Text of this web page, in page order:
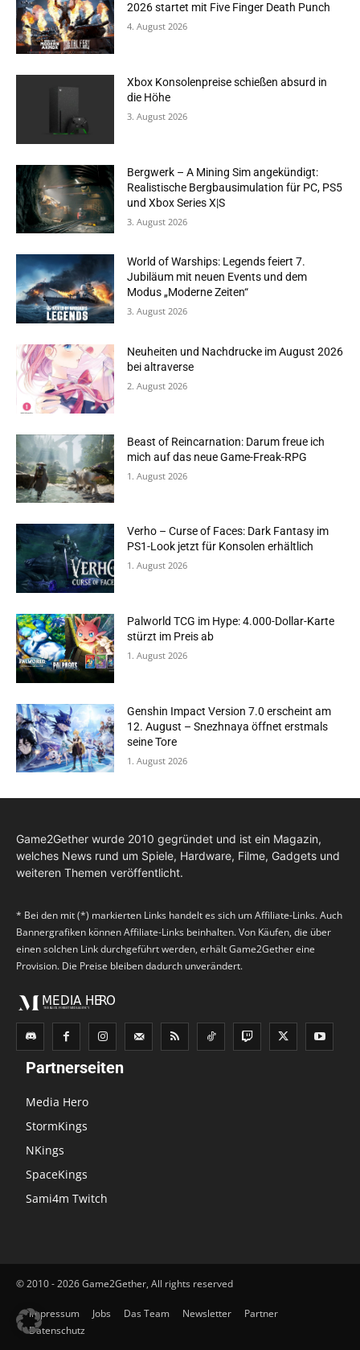
2026 startet mit Five Finger Death Punch
4. August 2026
Xbox Konsolenpreise schießen absurd in
die Höhe
3. August 2026
Bergwerk – A Mining Sim angekündigt:
Realistische Bergbausimulation für PC, PS5
und Xbox Series X|S
3. August 2026
World of Warships: Legends feiert 7.
Jubiläum mit neuen Events und dem
Modus „Moderne Zeiten“
3. August 2026
Neuheiten und Nachdrucke im August 2026
bei altraverse
2. August 2026
Beast of Reincarnation: Darum freue ich
mich auf das neue Game-Freak-RPG
1. August 2026
Verho – Curse of Faces: Dark Fantasy im
PS1-Look jetzt für Konsolen erhältlich
1. August 2026
Palworld TCG im Hype: 4.000-Dollar-Karte
stürzt im Preis ab
1. August 2026
Genshin Impact Version 7.0 erscheint am
12. August – Snezhnaya öffnet erstmals
seine Tore
1. August 2026
Game2Gether wurde 2010 gegründet und ist ein Magazin,
welches News rund um Spiele, Hardware, Filme, Gadgets und
weiteren Themen veröffentlicht.
* Bei den mit (*) markierten Links handelt es sich um Affiliate-Links. Auch
Bannergrafiken können Affiliate-Links beinhalten. Von Käufen, die über
einen solchen Link durchgeführt werden, erhält Game2Gether eine
Provision. Die Preise bleiben dadurch unverändert.
Partnerseiten
Media Hero
StormKings
NKings
SpaceKings
Sami4m Twitch
© 2010 - 2026 Game2Gether, All rights reserved
Impressum Jobs Das Team Newsletter
Partner
Datenschutz